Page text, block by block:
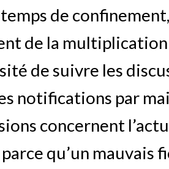
temps de
de la
de suivre les
notifications par
concernent
qu’un mauvais